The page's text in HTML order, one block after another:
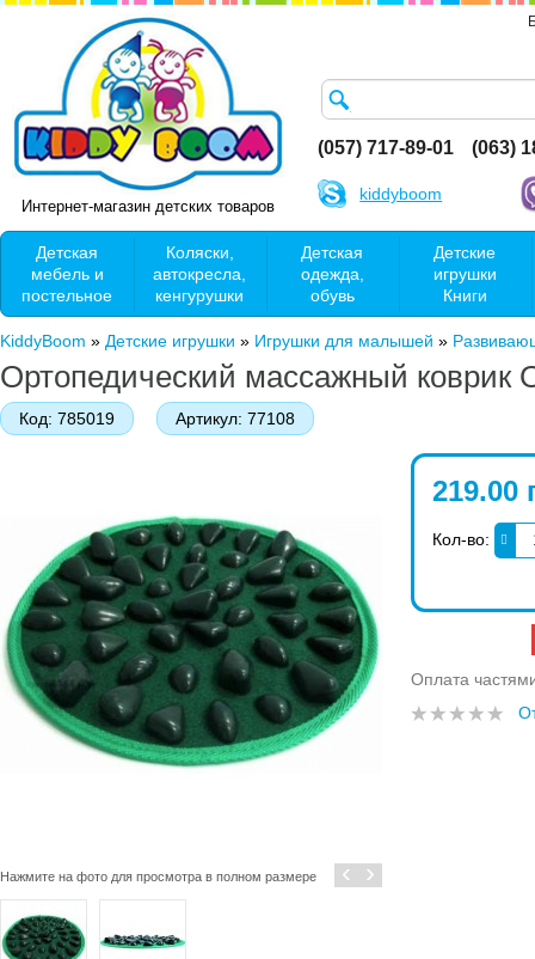
Интернет-магазин детских товаров
(057) 717-89-01 (063)
kiddyboom
Детская
мебель и
постельное
Коляски,
автокресла,
кенгурушки
Детская
одежда,
обувь
Детские
игрушки
Книги
KiddyBoom » Детские игрушки » Игрушки для малышей »
Ортопедический массажный коврик
Код: 785019 Артикул: 77108
Нажмите на фото для просмотра в полном размере ‹ ›
219.00
Кол-во:
Оплата